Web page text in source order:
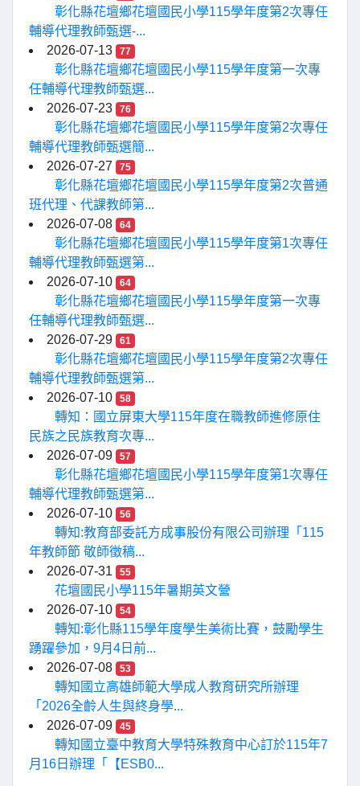
彰化縣花壇鄉花壇國民小學115學年度第2次專任
輔導代理教師甄選-...
2026-07-13
77
彰化縣花壇鄉花壇國民小學115學年度第一次專
任輔導代理教師甄選...
2026-07-23
76
彰化縣花壇鄉花壇國民小學115學年度第2次專任
輔導代理教師甄選簡...
2026-07-27
75
彰化縣花壇鄉花壇國民小學115學年度第2次普通
班代理、代課教師第...
2026-07-08
64
彰化縣花壇鄉花壇國民小學115學年度第1次專任
輔導代理教師甄選第...
2026-07-10
64
彰化縣花壇鄉花壇國民小學115學年度第一次專
任輔導代理教師甄選...
2026-07-29
61
彰化縣花壇鄉花壇國民小學115學年度第2次專任
輔導代理教師甄選第...
2026-07-10
58
轉知：國立屏東大學115年度在職教師進修原住
民族之民族教育次專...
2026-07-09
57
彰化縣花壇鄉花壇國民小學115學年度第1次專任
輔導代理教師甄選第...
2026-07-10
56
轉知:教育部委託方成事股份有限公司辦理「115
年教師節 敬師徵稿...
2026-07-31
55
花壇國民小學115年暑期英文營
2026-07-10
54
轉知:彰化縣115學年度學生美術比賽，鼓勵學生
踴躍參加，9月4日前...
2026-07-08
53
轉知國立高雄師範大學成人教育研究所辦理
「2026全齡人生與終身學...
2026-07-09
45
轉知國立臺中教育大學特殊教育中心訂於115年7
月16日辦理「【ESB0...